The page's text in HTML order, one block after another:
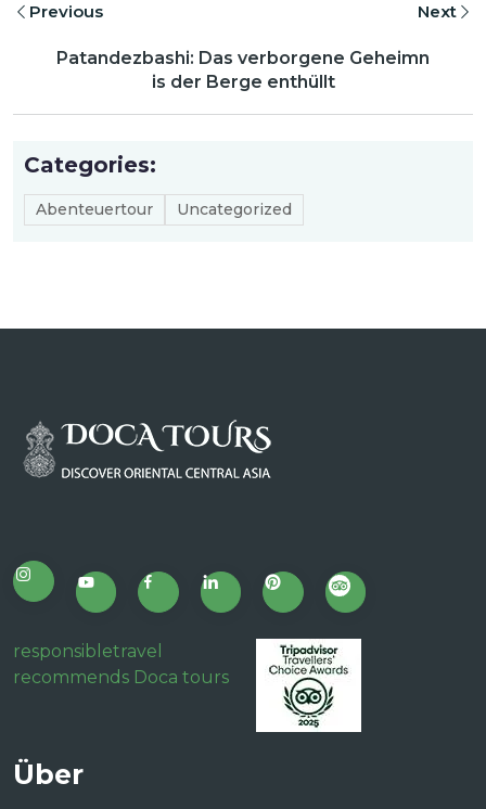
Previous
Patandezbashi: Das verborgene Geheimn
is der Berge enthüllt
Next
Categories:
Abenteuertour Uncategorized
responsibletravel
recommends Doca tours
Über